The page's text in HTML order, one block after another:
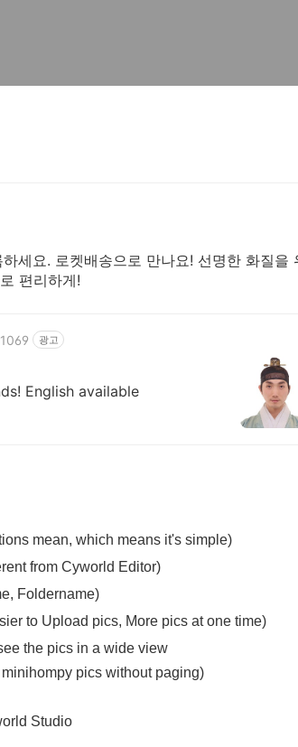
세요. 로켓배송으로 만나요! 선명한 화질을
편리하게!
광고
English available
mean, which means it's simple)
from Cyworld Editor)
Foldername)
to Upload pics, More pics at one time)
the pics in a wide view
pics without paging)